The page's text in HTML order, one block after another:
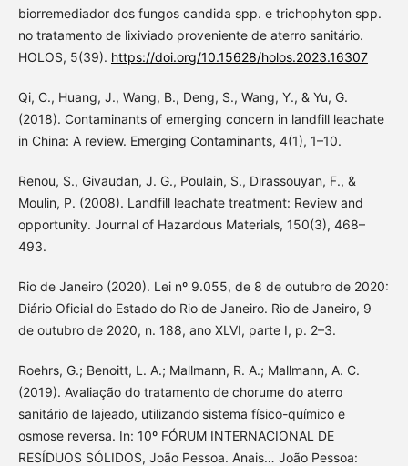
biorremediador dos fungos candida spp. e trichophyton spp.
no tratamento de lixiviado proveniente de aterro sanitário.
HOLOS, 5(39). https://doi.org/10.15628/holos.2023.16307
Qi, C., Huang, J., Wang, B., Deng, S., Wang, Y., & Yu, G.
(2018). Contaminants of emerging concern in landfill leachate
in China: A review. Emerging Contaminants, 4(1), 1–10.
Renou, S., Givaudan, J. G., Poulain, S., Dirassouyan, F., &
Moulin, P. (2008). Landfill leachate treatment: Review and
opportunity. Journal of Hazardous Materials, 150(3), 468–
493.
Rio de Janeiro (2020). Lei nº 9.055, de 8 de outubro de 2020:
Diário Oficial do Estado do Rio de Janeiro. Rio de Janeiro, 9
de outubro de 2020, n. 188, ano XLVI, parte I, p. 2–3.
Roehrs, G.; Benoitt, L. A.; Mallmann, R. A.; Mallmann, A. C.
(2019). Avaliação do tratamento de chorume do aterro
sanitário de lajeado, utilizando sistema físico-químico e
osmose reversa. In: 10º FÓRUM INTERNACIONAL DE
RESÍDUOS SÓLIDOS, João Pessoa. Anais… João Pessoa: